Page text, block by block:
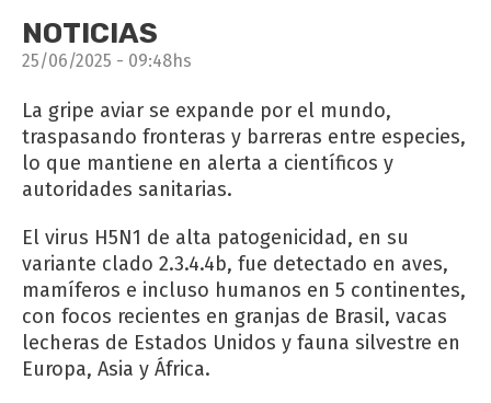
NOTICIAS
25/06/2025 - 09:48hs
La gripe aviar se expande por el mundo,
traspasando fronteras y barreras entre especies,
lo que mantiene en alerta a científicos y
autoridades sanitarias.
El virus H5N1 de alta patogenicidad, en su
variante clado 2.3.4.4b, fue detectado en aves,
mamíferos e incluso humanos en 5 continentes,
con focos recientes en granjas de Brasil, vacas
lecheras de Estados Unidos y fauna silvestre en
Europa, Asia y África.